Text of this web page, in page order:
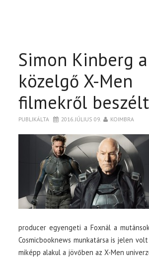
Simon Kinberg a
közelgő X-Men
filmekről beszélt
PUBLIKÁLTA 2016. JÚLIUS 09. KOIMBRA
producer egyengeti a Foxnál a
Cosmicbooknews munkatársa is jelen
miképp alakul a jövőben az X-Men